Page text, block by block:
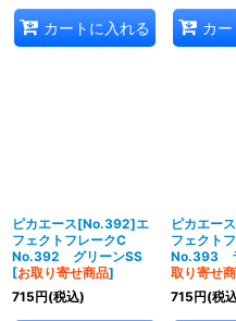
カートに入れる カ
ピカエース[No.392]エ
フェクトフレークC
No.392 グリーンSS
[お取り寄せ商品]
715円(税込)
ピカエー
フェクト
No.393
取り寄せ
715円(税